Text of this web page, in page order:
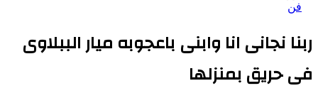
فن
ربنا نجانى انا وابنى باعجوبه ميار الببلاوى
فى حريق بمنزلها